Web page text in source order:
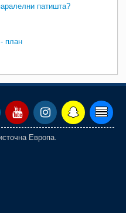
патишта?
- план
Европа.